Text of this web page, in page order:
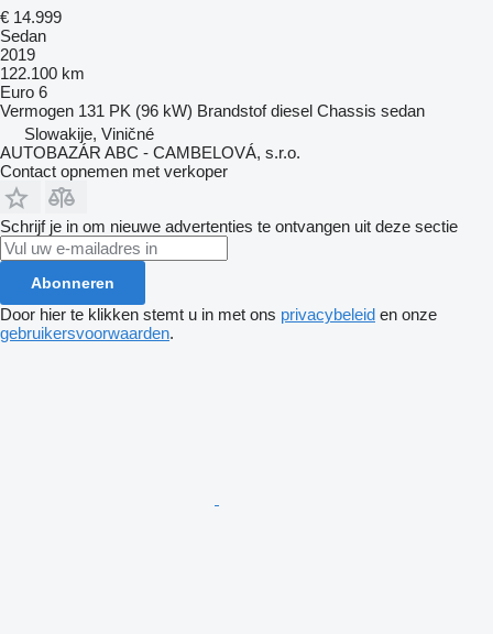
€ 14.999
Sedan
2019
122.100 km
Euro 6
Vermogen 131 PK (96 kW) Brandstof diesel Chassis sedan
Slowakije, Viničné
AUTOBAZÁR ABC - CAMBELOVÁ, s.r.o.
Contact opnemen met verkoper
Schrijf je in om nieuwe advertenties te ontvangen uit deze sectie
Abonneren
Door hier te klikken stemt u in met ons privacybeleid en onze
gebruikersvoorwaarden.